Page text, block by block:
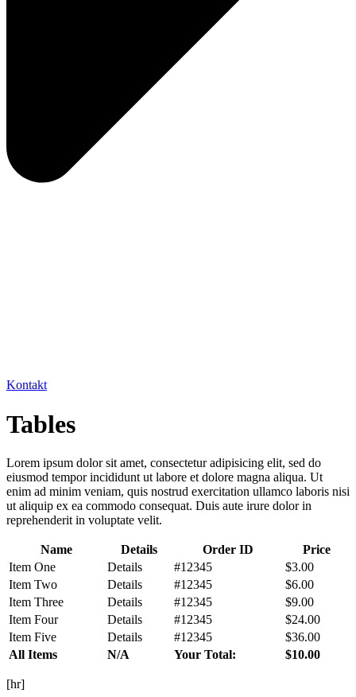
Kontakt
Tables
Lorem ipsum dolor sit amet, consectetur adipisicing elit, sed do
eiusmod tempor incididunt ut labore et dolore magna aliqua. Ut
enim ad minim veniam, quis nostrud exercitation ullamco laboris nisi
ut aliquip ex ea commodo consequat. Duis aute irure dolor in
reprehenderit in voluptate velit.
Name Details Order ID
Price
Item One
Details #12345
$3.00
Item Two
Details #12345
$6.00
Item Three
Details #12345
$9.00
Item Four
Details #12345
$24.00
Item Five
Details #12345
$36.00
All Items
N/A Your Total: $10.00
[hr]